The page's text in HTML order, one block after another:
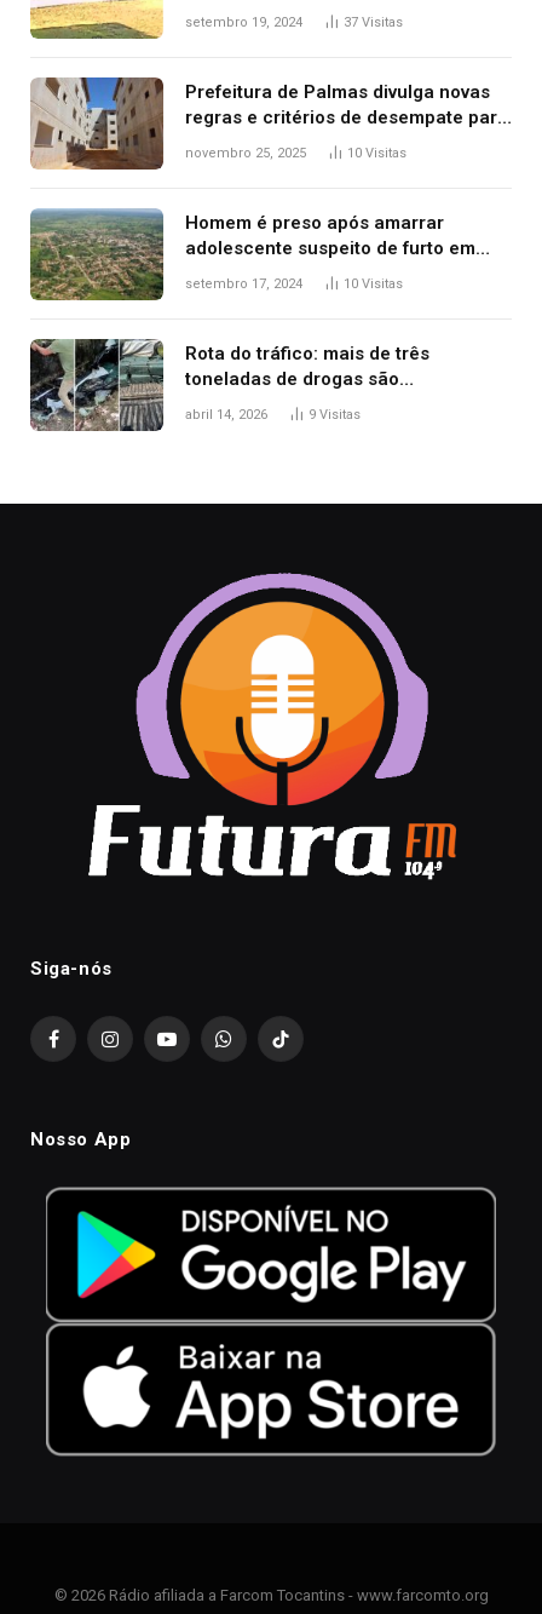
durante confusão no trânsito
setembro 19, 2024 37 Visitas
Prefeitura de Palmas divulga novas
regras e critérios de desempate para
seleção de famílias no Minha Casa,
novembro 25, 2025 10 Visitas
Homem é preso após amarrar
adolescente suspeito de furto em
estaca de cerca e agredi-lo
setembro 17, 2024 10 Visitas
Rota do tráfico: mais de três
toneladas de drogas são
apreendidas no TO em três meses
abril 14, 2026 9 Visitas
Siga-nós
FacebookInstagramYouTubeWhatsAppTikTok
Nosso App
© 2026 Rádio afiliada a Farcom Tocantins - www.farcomto.org